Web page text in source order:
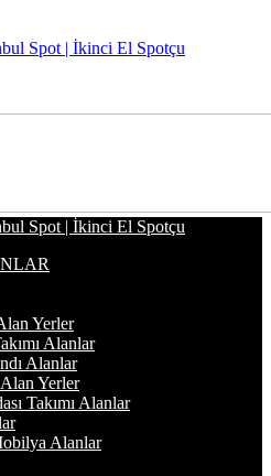
Yerler
Alanlar
Alanlar
Yerler
Takımı Alanlar
Alanlar